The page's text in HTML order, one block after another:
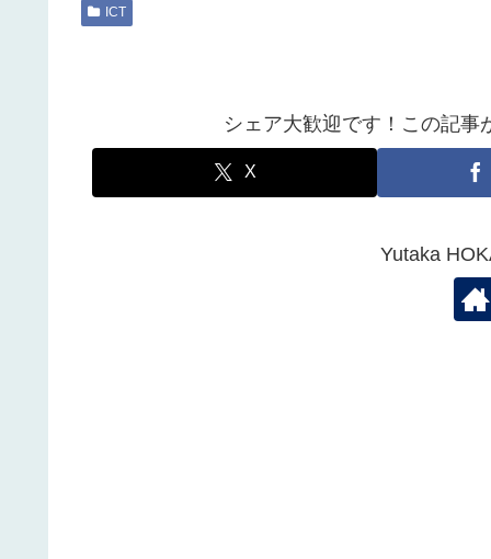
ICT
シェア大歓迎です！この記事
X
Yutaka